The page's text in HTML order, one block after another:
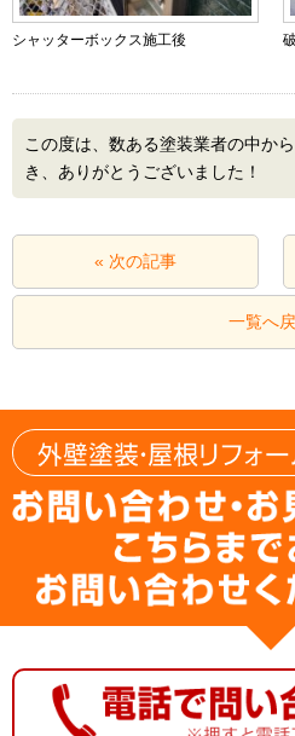
シャッターボックス施工後
この度は、数ある塗装業者の中か
き、ありがとうございました！
« 次の記事
一覧へ